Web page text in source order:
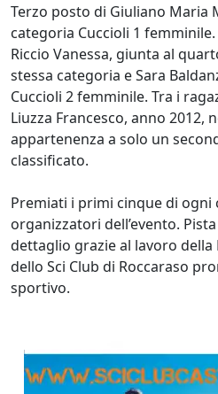
Terzo posto di Giuliano Maria
categoria Cuccioli 1
Riccio Vanessa, giunta al
stessa categoria e Sara
Cuccioli 2 femminile. Tra i
Liuzza Francesco, anno 2012,
appartenenza a solo un
classificato.
Premiati i primi cinque di ogni
organizzatori dell’evento.
dettaglio grazie al lavoro
dello Sci Club di Roccaraso
sportivo.